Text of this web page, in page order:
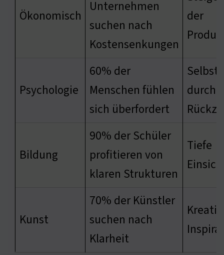
Ökonomisch
Unternehmen
suchen nach
Kostensenkungen
der
Psychologie
60% der
Menschen fühlen
sich überfordert
durch
Bildung
90% der Schüler
profitieren von
klaren Strukturen
Tiefe
Kunst
70% der Künstler
suchen nach
Klarheit